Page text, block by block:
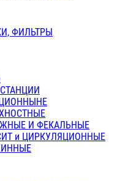
ФИЛЬТРЫ
И ФЕКАЛЬНЫЕ
и ЦИРКУЛЯЦИОННЫЕ